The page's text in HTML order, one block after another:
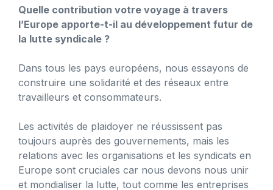
Quelle contribution votre voyage à travers
l’Europe apporte-t-il au développement futur de
la lutte syndicale ?
Dans tous les pays européens, nous essayons de
construire une solidarité et des réseaux entre
travailleurs et consommateurs.
Les activités de plaidoyer ne réussissent pas
toujours auprès des gouvernements, mais les
relations avec les organisations et les syndicats en
Europe sont cruciales car nous devons nous unir
et mondialiser la lutte, tout comme les entreprises